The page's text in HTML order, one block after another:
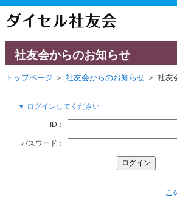
社友会からのお知らせ
トップページ ＞ 社友会からのお知らせ＞ 社友
▼ ログインしてください
ID：
パスワード：
こ